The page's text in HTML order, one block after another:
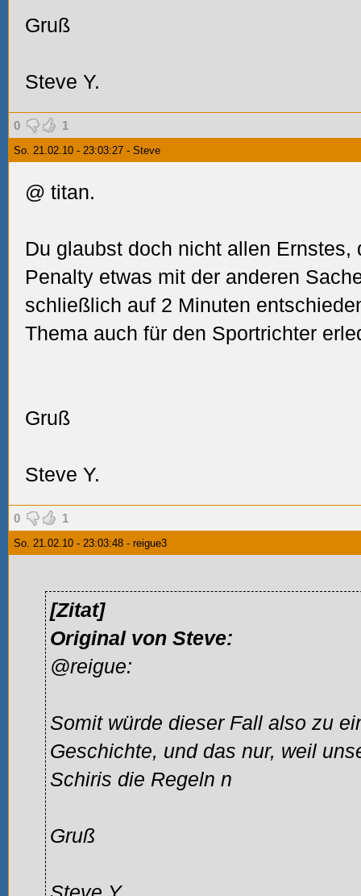
Gruß
Steve Y.
0 1
So. 21.02.10 - 23:03:27 - Steve
@ titan.
Du glaubst doch nicht allen Ernstes,
Penalty etwas mit der anderen
schließlich auf 2 Minuten
Thema auch für den Sportrichter
Gruß
Steve Y.
0 1
So. 21.02.10 - 23:03:48 - reigue3
[Zitat]
Original von Steve:
@reigue:
Somit würde dieser Fall also zu
Geschichte, und das nur, weil
Schiris die Regeln n
Gruß